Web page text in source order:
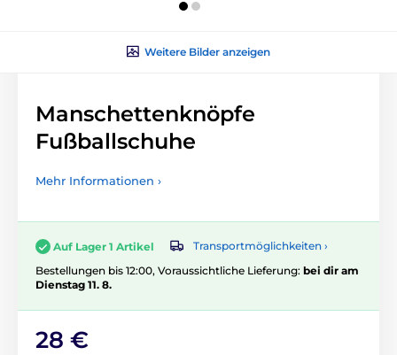
Weitere Bilder anzeigen
Manschettenknöpfe
Fußballschuhe
Mehr Informationen ›
Auf Lager 1 Artikel
Transportmöglichkeiten ›
Bestellungen bis 12:00, Voraussichtliche Lieferung: bei dir am
Dienstag 11. 8.
28 €